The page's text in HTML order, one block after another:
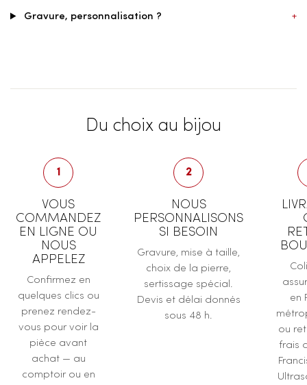
Gravure, personnalisation ? +
Du choix au bijou
1
VOUS
COMMANDEZ
EN LIGNE OU
NOUS
APPELEZ
Confirmez en
quelques clics ou
prenez rendez-
vous pour voir la
pièce avant
achat — au
comptoir ou en
2
NOUS
PERSONNALISONS
SI BESOIN
Gravure, mise à taille,
choix de la pierre,
sertissage spécial.
Devis et délai donnés
sous 48 h.
en
ou
frais